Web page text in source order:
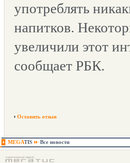
употреблять
напитков.
увеличили этот
сообщает РБК.
Оставить отзыв
MEGATIS Все новости